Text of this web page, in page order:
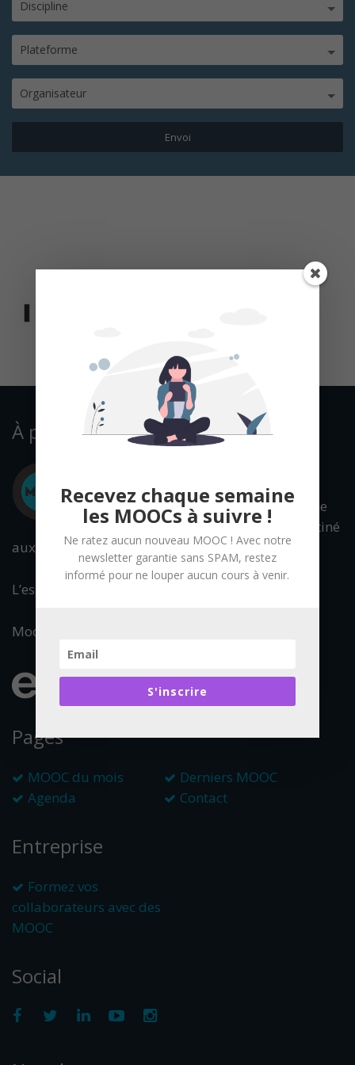
Discipline
Plateforme
Organisateur
À propos
Mooc Francophone
est un portail destiné
aux cours en ligne ouverts à tous.
L’essentiel de l’offre francophone est référencée.
Mooc Francophone fait partie du réseau :
Pages
MOOC du mois
Derniers MOOC
Agenda
Contact
Entreprise
Formez vos
collaborateurs avec des
MOOC
Social
Recevez chaque semaine
les MOOCs à suivre !
Ne ratez aucun nouveau MOOC ! Avec notre
newsletter garantie sans SPAM, restez
informé pour ne louper aucun cours à venir.
S'inscrire